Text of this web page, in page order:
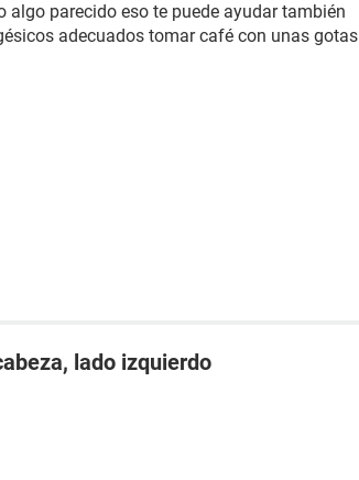
parecido eso te puede ayudar también
adecuados tomar café con unas gotas
lado izquierdo